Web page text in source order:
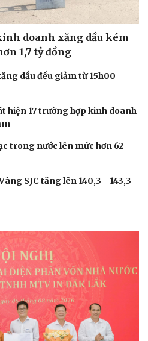
doanh xăng dầu kém
1,7 tỷ đồng
dầu đều giảm từ 15h00
hiện 17 trường hợp kinh doanh
trong nước lên mức hơn 62
SJC tăng lên 140,3 - 143,3